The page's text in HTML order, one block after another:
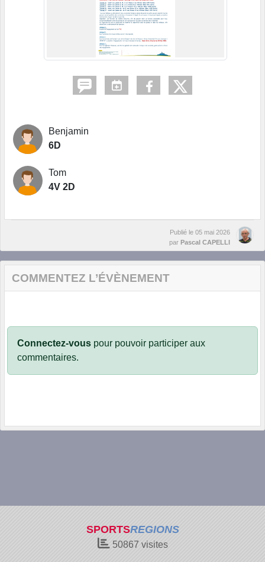
Benjamin
6D
Tom
4V 2D
Publié le 05 mai 2026
par Pascal CAPELLI
COMMENTEZ L’ÉVÈNEMENT
Connectez-vous pour pouvoir participer aux
commentaires.
SPORTSREGIONS
50867 visites